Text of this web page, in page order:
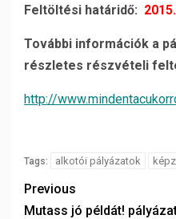
Feltöltési határidő:
További információk a
részletes részvételi
http://
Tags: alkotói pályázatok
Previous
Mutass jó példát!